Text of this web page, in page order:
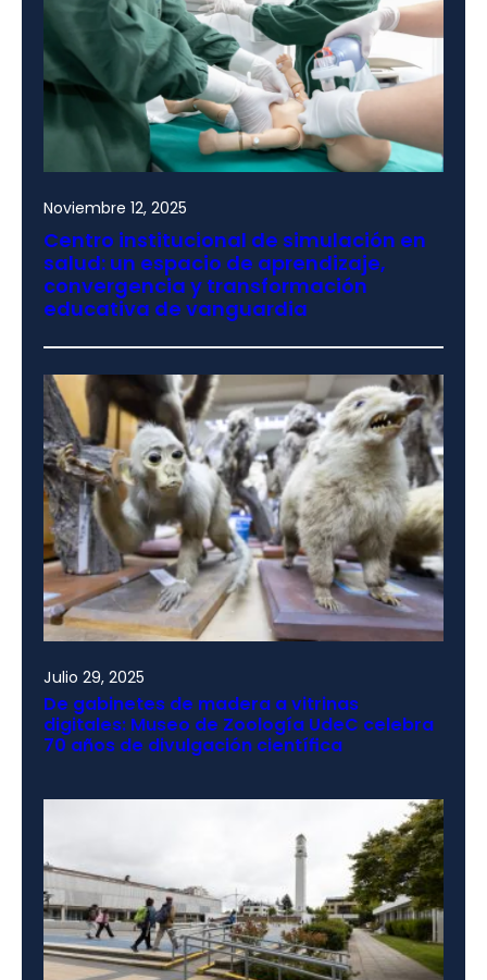
Noviembre 12, 2025
Centro institucional de simulación en
salud: un espacio de aprendizaje,
convergencia y transformación
educativa de vanguardia
Julio 29, 2025
De gabinetes de madera a vitrinas
digitales: Museo de Zoología UdeC celebra
70 años de divulgación científica